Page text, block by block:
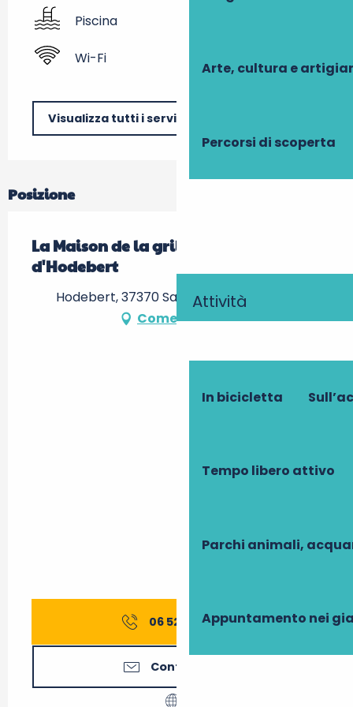
Arte, cultura e
Percorsi di scoperta
Attività
In bicicletta
Tempo libero attivo
Parchi animali,
Appuntamento nei
Piscina
Wi-Fi
Visualizza tutti i servizi
Posizione
La Maison de la grille du Château
d'Hodebert
Hodebert, 37370 Saint-Paterne-Racan
Come arrivare
06 52 72 81▒▒
Contattateci